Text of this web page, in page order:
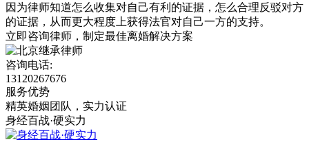
因为律师知道怎么收集对自己有利的证据，怎么合理反驳对方
的证据，从而更大程度上获得法官对自己一方的支持。
立即咨询律师， 制定最佳离婚解决方案
咨询电话:
13120267676
服务优势
精英婚姻团队，实力认证
身经百战·硬实力